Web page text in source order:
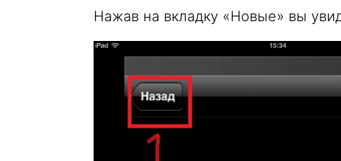
Нажав на вкладку «Новые» вы